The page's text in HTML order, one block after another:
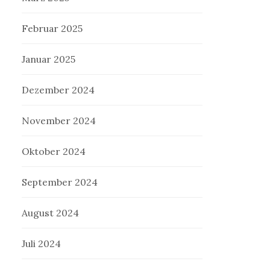
Februar 2025
Januar 2025
Dezember 2024
November 2024
Oktober 2024
September 2024
August 2024
Juli 2024